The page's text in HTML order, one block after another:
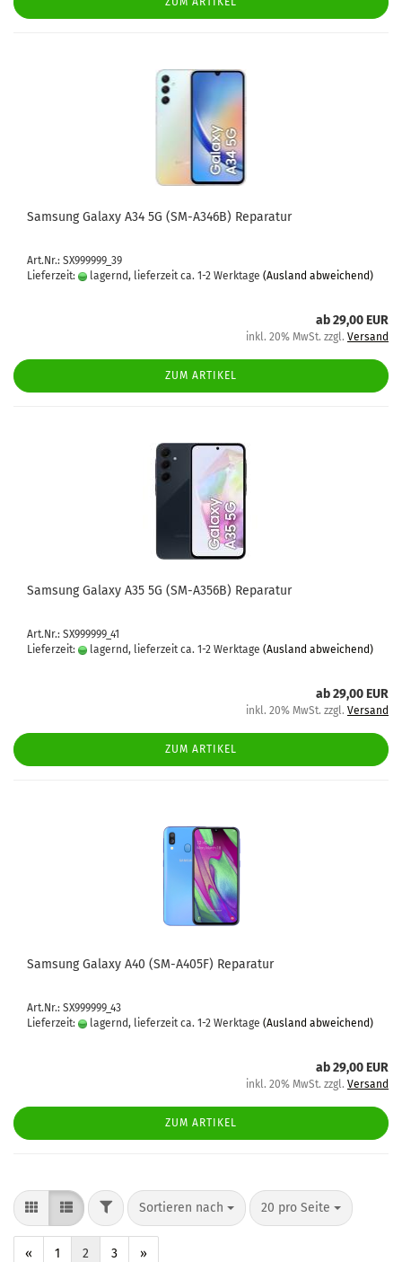
Sam­sung Ga­la­xy A34 5G (SM-​A346B) Re­pa­ra­tur
Art.Nr.: SX999999_39
Lieferzeit:
lagernd, lieferzeit ca. 1-2 Werktage (Ausland abweichend)
ab 29,00 EUR
inkl. 20% MwSt. zzgl. Versand
ZUM ARTIKEL
Sam­sung Ga­la­xy A35 5G (SM-​A356B) Re­pa­ra­tur
Art.Nr.: SX999999_41
Lieferzeit:
lagernd, lieferzeit ca. 1-2 Werktage (Ausland abweichend)
ab 29,00 EUR
inkl. 20% MwSt. zzgl. Versand
ZUM ARTIKEL
Sam­sung Ga­la­xy A40 (SM-​A405F) Re­pa­ra­tur
Art.Nr.: SX999999_43
Lieferzeit:
lagernd, lieferzeit ca. 1-2 Werktage (Ausland abweichend)
ab 29,00 EUR
inkl. 20% MwSt. zzgl. Versand
ZUM ARTIKEL
Sortieren nach 20 pro Seite
« 1 2 3 »